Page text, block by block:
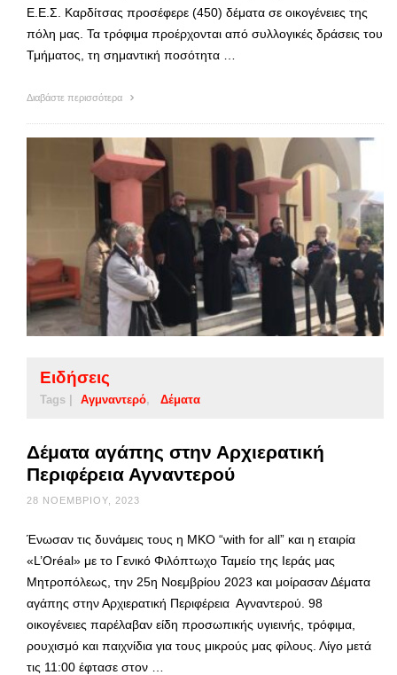
Ε.Ε.Σ. Καρδίτσας προσέφερε (450) δέματα σε οικογένειες της
πόλη μας. Τα τρόφιμα προέρχονται από συλλογικές δράσεις του
Τμήματος, τη σημαντική ποσότητα …
Διαβάστε περισσότερα
Ειδήσεις
Tags | Αγμναντερό Δέματα
Δέματα αγάπης στην Αρχιερατική
Περιφέρεια Αγναντερού
28 ΝΟΕΜΒΡΊΟΥ, 2023
Ένωσαν τις δυνάμεις τους η ΜΚΟ “with for all” και η εταιρία
«L’Oréal» με το Γενικό Φιλόπτωχο Ταμείο της Ιεράς μας
Μητροπόλεως, την 25η Νοεμβρίου 2023 και μοίρασαν Δέματα
αγάπης στην Αρχιερατική Περιφέρεια Αγναντερού. 98
οικογένειες παρέλαβαν είδη προσωπικής υγιεινής, τρόφιμα,
ρουχισμό και παιχνίδια για τους μικρούς μας φίλους. Λίγο μετά
τις 11:00 έφτασε στον …